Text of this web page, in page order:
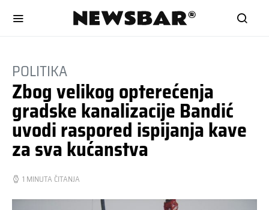
POLITIKA
Zbog velikog opterećenja
gradske kanalizacije Bandić
uvodi raspored ispijanja kave
za sva kućanstva
1 MINUTA ČITANJA